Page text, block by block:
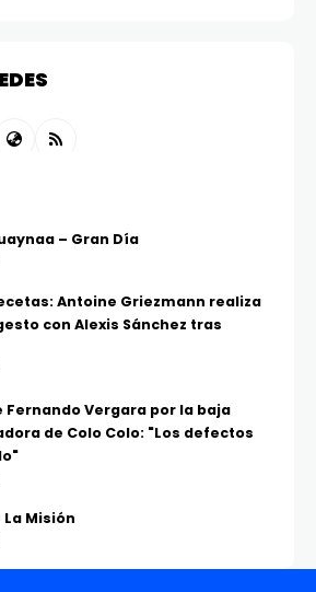
– Gran Día
Antoine Griezmann realiza
con Alexis Sánchez tras
Fernando Vergara por la baja
de Colo Colo: "Los defectos
La Misión